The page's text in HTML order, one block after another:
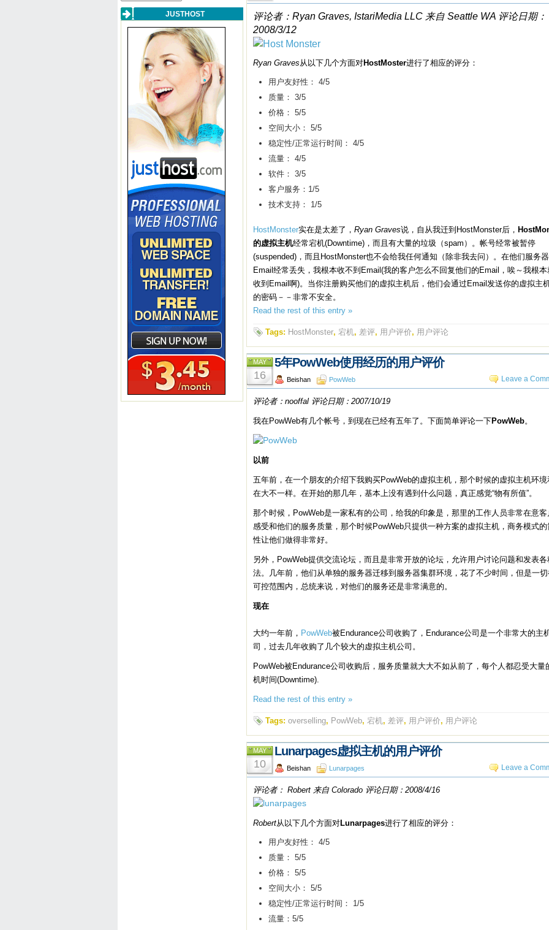
JUSTHOST
评论者：Ryan Graves, IstariMedia LLC 来自 Seattle WA 评论日期：
2008/3/12
Ryan Graves从以下几个方面对HostMoster进行了相应的评分：
用户友好性： 4/5
质量： 3/5
价格： 5/5
空间大小： 5/5
稳定性/正常运行时间： 4/5
流量： 4/5
软件： 3/5
客户服务：1/5
技术支持： 1/5
HostMonster实在是太差了， Ryan Graves说，自从我迁到HostMonster后，
的虚拟主机经常宕机(Downtime)，而且有大量的垃圾（spam）。帐号经常被暂停
(suspended)，而且HostMonster也不会给我任何通知（除非我去问）。在他们服务
Email经常丢失，我根本收不到Email(我的客户怎么不回复他们的Email，唉～我根本
收到Email啊)。当你注册购买他们的虚拟主机后，他们会通过Email发送你的虚拟主
的密码－－非常不安全。
Read the rest of this entry »
Tags: HostMonster, 宕机, 差评, 用户评价, 用户评论
MAY
16
5年PowWeb使用经历的用户评价
Beishan PowWeb Leave a
评论者：nooffal 评论日期：2007/10/19
我在PowWeb有几个帐号，到现在已经有五年了。下面简单评论一下PowWeb。
以前
五年前，在一个朋友的介绍下我购买PowWeb的虚拟主机，那个时候的虚拟主机环境
在大不一样。在开始的那几年，基本上没有遇到什么问题，真正感觉“物有所值”。
那个时候，PowWeb是一家私有的公司，给我的印象是，那里的工作人员非常在意客
感受和他们的服务质量，那个时候PowWeb只提供一种方案的虚拟主机，商务模式的
性让他们做得非常好。
另外，PowWeb提供交流论坛，而且是非常开放的论坛，允许用户讨论问题和发表各
法。几年前，他们从单独的服务器迁移到服务器集群环境，花了不少时间，但是一
可控范围内，总统来说，对他们的服务还是非常满意的。
现在
大约一年前， PowWeb被Endurance公司收购了，Endurance公司是一个非常大的主
司，过去几年收购了几个较大的虚拟主机公司。
PowWeb被Endurance公司收购后，服务质量就大大不如从前了，每个人都忍受大量
机时间(Downtime).
Read the rest of this entry »
Tags: overselling, PowWeb, 宕机, 差评, 用户评价, 用户评论
MAY
10
Lunarpages虚拟主机的用户评价
Beishan Lunarpages Leave a
评论者： Robert 来自 Colorado 评论日期：2008/4/16
Robert从以下几个方面对Lunarpages进行了相应的评分：
用户友好性： 4/5
质量： 5/5
价格： 5/5
空间大小： 5/5
稳定性/正常运行时间： 1/5
流量：5/5